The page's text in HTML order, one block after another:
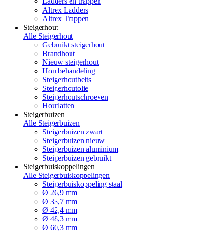
Altrex Ladders
Altrex Trappen
Steigerhout
Alle Steigerhout
Gebruikt steigerhout
Brandhout
Nieuw steigerhout
Houtbehandeling
Steigerhoutbeits
Steigerhoutolie
Steigerhoutschroeven
Houtlatten
Steigerbuizen
Alle Steigerbuizen
Steigerbuizen zwart
Steigerbuizen nieuw
Steigerbuizen aluminium
Steigerbuizen gebruikt
Steigerbuiskoppelingen
Alle Steigerbuiskoppelingen
Steigerbuiskoppeling staal
Ø 26,9 mm
Ø 33,7 mm
Ø 42,4 mm
Ø 48,3 mm
Ø 60,3 mm